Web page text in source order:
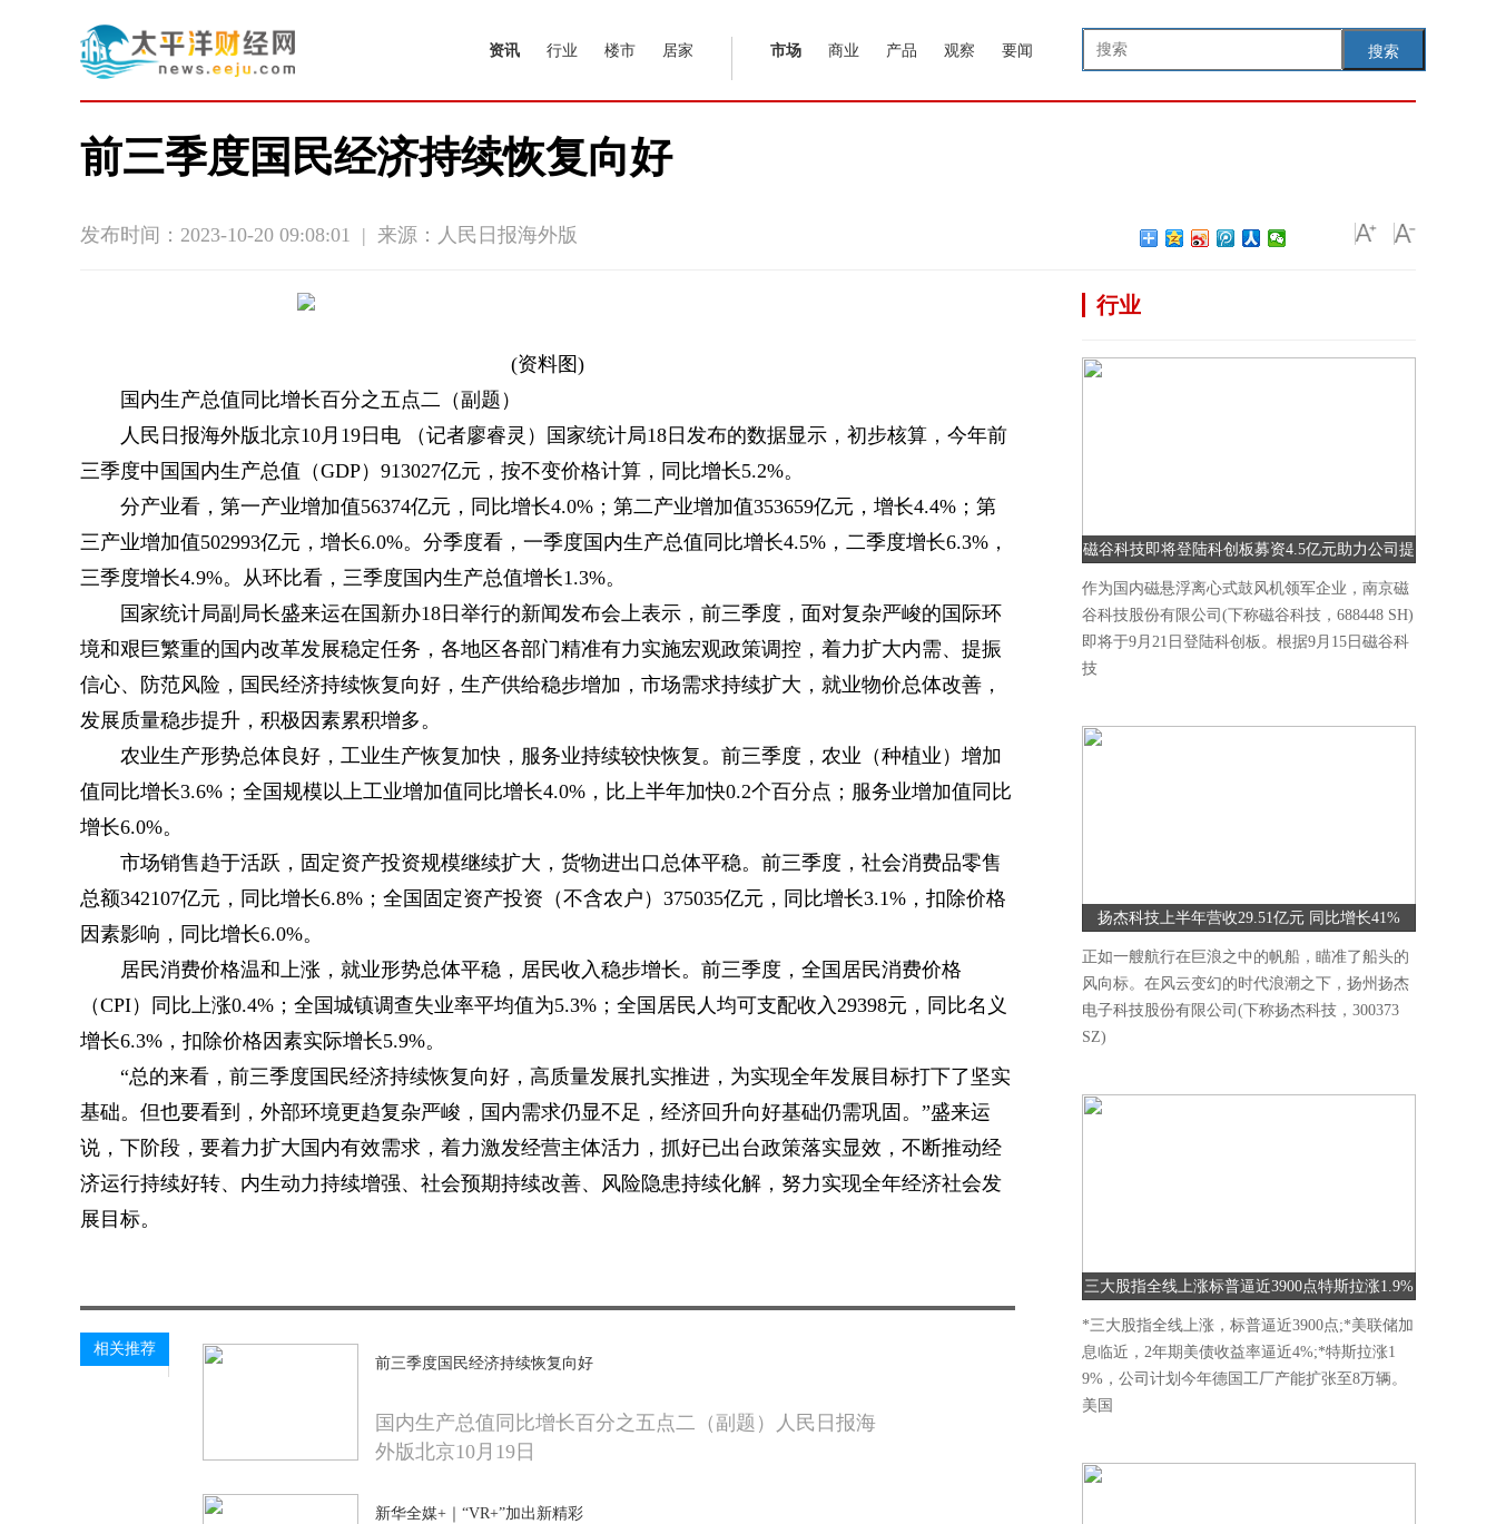
搜索
资讯 行业 楼市 居家 市场 商业 产品 观察 要闻
前三季度国民经济持续恢复向好
发布时间：2023-10-20 09:08:01 | 来源：人民日报海外版
(资料图)
国内生产总值同比增长百分之五点二（副题）
人民日报海外版北京10月19日电 （记者廖睿灵）国家统计局18日发布的数据显示，初步核算，今年前
三季度中国国内生产总值（GDP）913027亿元，按不变价格计算，同比增长5.2%。
分产业看，第一产业增加值56374亿元，同比增长4.0%；第二产业增加值353659亿元，增长4.4%；第
三产业增加值502993亿元，增长6.0%。分季度看，一季度国内生产总值同比增长4.5%，二季度增长6.3%，
三季度增长4.9%。从环比看，三季度国内生产总值增长1.3%。
国家统计局副局长盛来运在国新办18日举行的新闻发布会上表示，前三季度，面对复杂严峻的国际环
境和艰巨繁重的国内改革发展稳定任务，各地区各部门精准有力实施宏观政策调控，着力扩大内需、提振
信心、防范风险，国民经济持续恢复向好，生产供给稳步增加，市场需求持续扩大，就业物价总体改善，
发展质量稳步提升，积极因素累积增多。
农业生产形势总体良好，工业生产恢复加快，服务业持续较快恢复。前三季度，农业（种植业）增加
值同比增长3.6%；全国规模以上工业增加值同比增长4.0%，比上半年加快0.2个百分点；服务业增加值同比
增长6.0%。
市场销售趋于活跃，固定资产投资规模继续扩大，货物进出口总体平稳。前三季度，社会消费品零售
总额342107亿元，同比增长6.8%；全国固定资产投资（不含农户）375035亿元，同比增长3.1%，扣除价格
因素影响，同比增长6.0%。
居民消费价格温和上涨，就业形势总体平稳，居民收入稳步增长。前三季度，全国居民消费价格
（CPI）同比上涨0.4%；全国城镇调查失业率平均值为5.3%；全国居民人均可支配收入29398元，同比名义
增长6.3%，扣除价格因素实际增长5.9%。
“总的来看，前三季度国民经济持续恢复向好，高质量发展扎实推进，为实现全年发展目标打下了坚实
基础。但也要看到，外部环境更趋复杂严峻，国内需求仍显不足，经济回升向好基础仍需巩固。”盛来运
说，下阶段，要着力扩大国内有效需求，着力激发经营主体活力，抓好已出台政策落实显效，不断推动经
济运行持续好转、内生动力持续增强、社会预期持续改善、风险隐患持续化解，努力实现全年经济社会发
展目标。
相关推荐
前三季度国民经济持续恢复向好
国内生产总值同比增长百分之五点二（副题）人民日报海
外版北京10月19日
新华全媒+｜“VR+”加出新精彩
行业
磁谷科技即将登陆科创板募资4.5亿元助力公司提
升研发能力
作为国内磁悬浮离心式鼓风机领军企业，南京磁
谷科技股份有限公司(下称磁谷科技，688448 SH)
即将于9月21日登陆科创板。根据9月15日磁谷科
技
扬杰科技上半年营收29.51亿元 同比增长41%
正如一艘航行在巨浪之中的帆船，瞄准了船头的
风向标。在风云变幻的时代浪潮之下，扬州扬杰
电子科技股份有限公司(下称扬杰科技，300373
SZ)
三大股指全线上涨标普逼近3900点特斯拉涨1.9%
*三大股指全线上涨，标普逼近3900点;*美联储加
息临近，2年期美债收益率逼近4%;*特斯拉涨1
9%，公司计划今年德国工厂产能扩张至8万辆。
美国